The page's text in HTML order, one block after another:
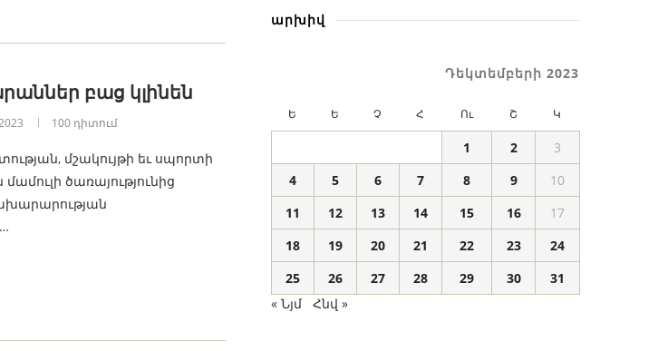
բաց կլինեն
100 դիտում
մշակույթի եւ սպորտի
ծառայությունից
արխիվ
Դեկտեմբերի 2023
Ե Ե Չ Հ Ու Շ Կ
1 2
3
4
5 6 7 8 9
10
11
12 13 14 15 16
17
18
19 20 21 22 23
24
25
26 27 28 29 30
31
« Նյմ
Հնվ »